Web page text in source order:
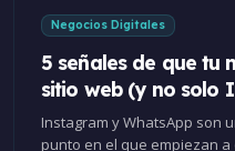
Negocios Digitales
5 señales de que tu
sitio web (y no solo
Instagram y WhatsApp son
punto en el que empiezan a